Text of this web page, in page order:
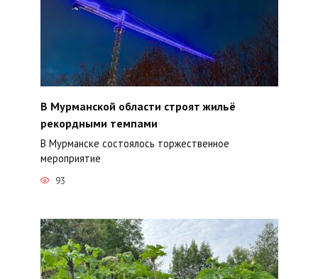
В Мурманской области строят жильё
рекордными темпами
В Мурманске состоялось торжественное
мероприятие
93